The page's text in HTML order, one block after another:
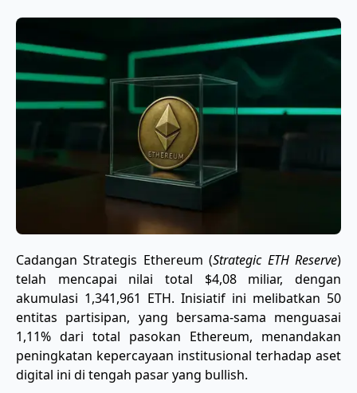
Cadangan Strategis Ethereum (Strategic ETH Reserve)
telah mencapai nilai total $4,08 miliar, dengan
akumulasi 1,341,961 ETH. Inisiatif ini melibatkan 50
entitas partisipan, yang bersama-sama menguasai
1,11% dari total pasokan Ethereum, menandakan
peningkatan kepercayaan institusional terhadap aset
digital ini di tengah pasar yang bullish.